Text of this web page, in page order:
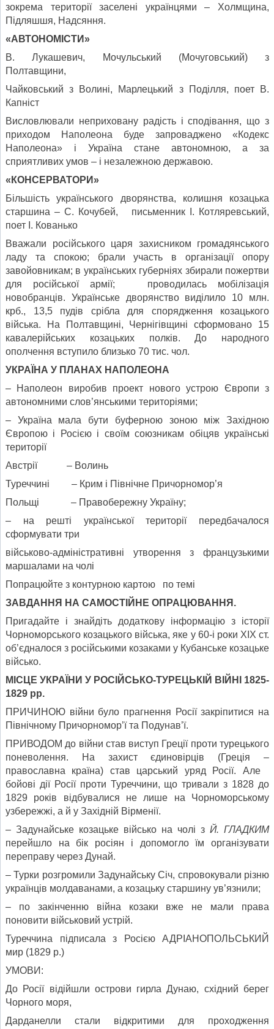
зокрема території заселені українцями – Холмщина,
Підляшшя, Надсяння.
«АВТОНОМІСТИ»
В. Лукашевич, Мочульський (Мочуговський) з
Полтавщини,
Чайковський з Волині, Марлецький з Поділля, поет В.
Капніст
Висловлювали неприховану радість і сподівання, що з
приходом Наполеона буде запроваджено «Кодекс
Наполеона» і Україна стане автономною, а за
сприятливих умов – і незалежною державою.
«КОНСЕРВАТОРИ»
Більшість українського дворянства, колишня козацька
старшина – С. Кочубей, письменник І. Котляревський,
поет І. Кованько
Вважали російського царя захисником громадянського
ладу та спокою; брали участь в організації опору
завойовникам; в українських губерніях збирали пожертви
для російської армії; проводилась мобілізація
новобранців. Українське дворянство виділило 10 млн.
крб., 13,5 пудів срібла для спорядження козацького
війська. На Полтавщині, Чернігівщині сформовано 15
кавалерійських козацьких полків. До народного
ополчення вступило близько 70 тис. чол.
УКРАЇНА У ПЛАНАХ НАПОЛЕОНА
– Наполеон виробив проект нового устрою Європи з
автономними слов’янськими територіями;
– Україна мала бути буферною зоною між Західною
Європою і Росією і своїм союзникам обіцяв українські
території
Австрії – Волинь
Туреччині – Крим і Північне Причорномор’я
Польщі – Правобережну Україну;
– на решті української території передбачалося
сформувати три
військово-адміністративні утворення з французькими
маршалами на чолі
Попрацюйте з контурною картою по темі
ЗАВДАННЯ НА САМОСТІЙНЕ ОПРАЦЮВАННЯ.
Пригадайте і знайдіть додаткову інформацію з історії
Чорноморського козацького війська, яке у 60-і роки ХІХ ст.
об’єдналося з російськими козаками у Кубанське козацьке
військо.
МІСЦЕ УКРАЇНИ У РОСІЙСЬКО-ТУРЕЦЬКІЙ ВІЙНІ 1825-
1829 рр.
ПРИЧИНОЮ війни було прагнення Росії закріпитися на
Північному Причорномор’ї та Подунав’ї.
ПРИВОДОМ до війни став виступ Греції проти турецького
поневолення. На захист єдиновірців (Греція –
православна країна) став царський уряд Росії. Але
бойові дії Росії проти Туреччини, що тривали з 1828 до
1829 років відбувалися не лише на Чорноморському
узбережжі, а й у Західній Вірменії.
– Задунайське козацьке військо на чолі з Й. ГЛАДКИМ
перейшло на бік росіян і допомогло їм організувати
переправу через Дунай.
– Турки розгромили Задунайську Січ, спровокували різню
українців молдаванами, а козацьку старшину ув’язнили;
– по закінченню війна козаки вже не мали права
поновити військовий устрій.
Туреччина підписала з Росією АДРІАНОПОЛЬСЬКИЙ
мир (1829 р.)
УМОВИ:
До Росії відійшли острови гирла Дунаю, східний берег
Чорного моря,
Дарданелли стали відкритими для проходження